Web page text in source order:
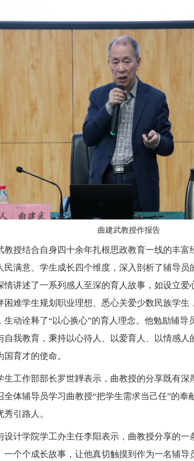
曲建武教授作报告
教授结合自身四十余年扎根思政教育一线的丰富
民满意、学生成长四个维度，深入剖析了辅导员
情讲述了一系列感人至深的育人故事，如设立爱
困难学生规划职业理想、悉心关爱少数民族学生
生动诠释了“以心换心”的育人理念。他勉励辅导
自我教育，秉持以心待人、以爱育人、以情感人
国育才的使命。
生工作部部长罗世韡表示，曲教授的分享既有深
全体辅导员学习曲教授“把学生需求当己任”的奉
引路人。
设计学院学工办主任李阳表示，曲教授分享的一
一个个成长故事，让他真切触摸到作为一名辅导